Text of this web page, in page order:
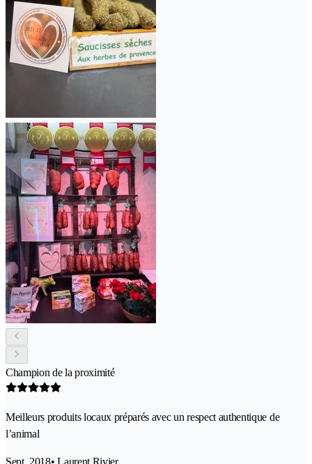
Champion de la proximité
Meilleurs produits locaux préparés avec un respect authentique de
l’animal
Sept. 2018• Laurent Rivier